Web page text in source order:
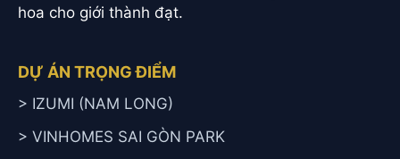
hoa cho giới thành đạt.
DỰ ÁN TRỌNG ĐIỂM
> IZUMI (NAM LONG)
> VINHOMES SAI GÒN PARK